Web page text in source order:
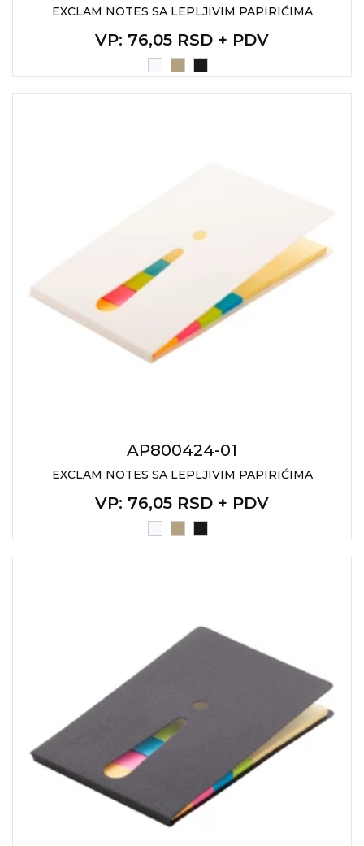
EXCLAM NOTES SA LEPLJIVIM PAPIRIĆIMA
VP: 76,05 RSD + PDV
AP800424-01
EXCLAM NOTES SA LEPLJIVIM PAPIRIĆIMA
VP: 76,05 RSD + PDV